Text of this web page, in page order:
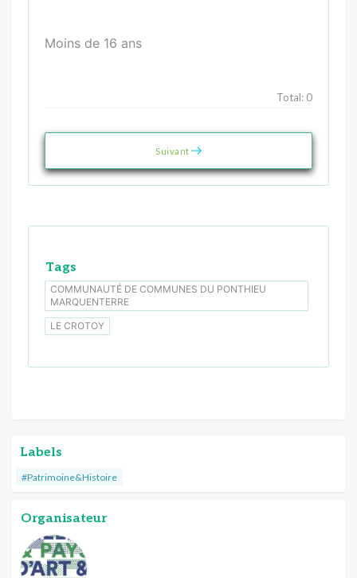
Moins de 16 ans
Total: 0
Suivant
Tags
COMMUNAUTÉ DE COMMUNES DU PONTHIEU
MARQUENTERRE
LE CROTOY
Labels
#Patrimoine&Histoire
Organisateur